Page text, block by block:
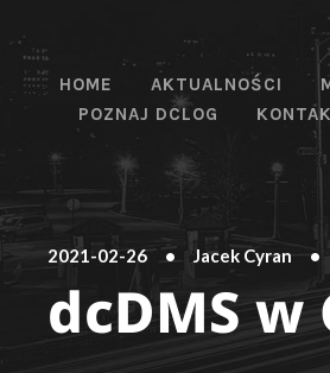
HOME AKTUALNOŚCI
POZNAJ DCLOG
2021-02-26 • Jacek Cyran •
dcDMS